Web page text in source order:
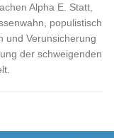
Alpha E. Statt,
populistisch
und Verunsicherung
der schweigenden